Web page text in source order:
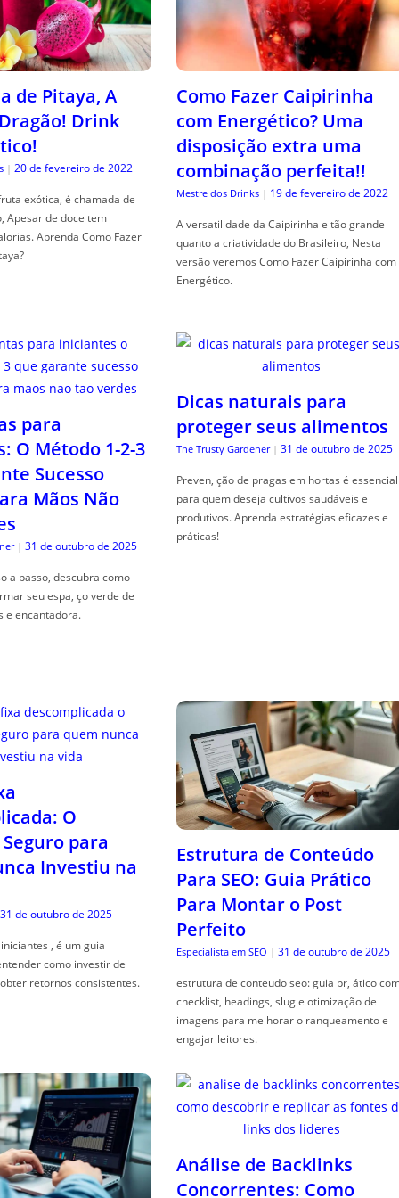
de Pitaya, A
Drink
| 20 de fevereiro de 2022
exótica, é chamada de
Apesar de doce tem
Aprenda Como Fazer
Como Fazer Caipirinha
com Energético? Uma
disposição extra uma
combinação perfeita!!
Mestre dos Drinks | 19 de fevereiro de 2022
A versatilidade da Caipirinha e tão grande
quanto a criatividade do Brasileiro, Nesta
versão veremos Como Fazer Caipirinha com
Energético.
para
O Método 1-2-3
Sucesso
Mãos Não
| 31 de outubro de 2025
a passo, descubra como
seu espa, ço verde de
e encantadora.
Dicas naturais para
proteger seus alimentos
The Trusty Gardener | 31 de outubro de 2025
Preven, ção de pragas em hortas é essencial
para quem deseja cultivos saudáveis e
produtivos. Aprenda estratégias eficazes e
práticas!
O
para
Investiu na
31 de outubro de 2025
, é um guia
como investir de
retornos consistentes.
Estrutura de Conteúdo
Para SEO: Guia Prático
Para Montar o Post
Perfeito
Especialista em SEO | 31 de outubro de 2025
estrutura de conteudo seo: guia pr, ático
checklist, headings, slug e otimização de
imagens para melhorar o ranqueamento e
engajar leitores.
Análise de Backlinks
Concorrentes: Como